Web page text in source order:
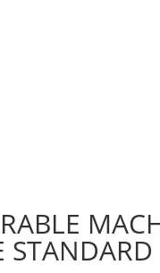
STANDARD